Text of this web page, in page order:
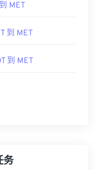
MET
到 MET
到 MET
务